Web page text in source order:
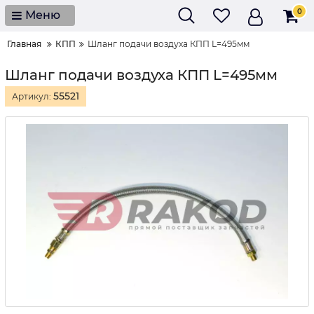
Меню 0
Главная КПП Шланг подачи воздуха КПП L=495мм
Шланг подачи воздуха КПП L=495мм
Артикул: 55521